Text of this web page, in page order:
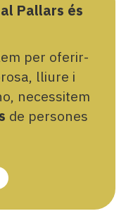
Pallars és
per oferir-
lliure i
necessitem
de persones